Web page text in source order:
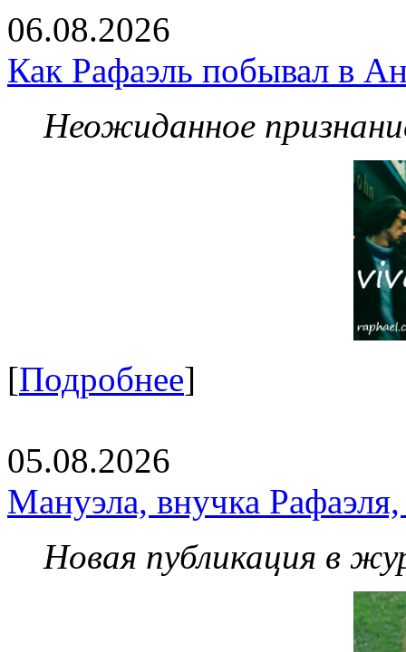
06.08.2026
Как Рафаэль побывал в
Неожиданное
[Подробнее]
05.08.2026
Мануэла, внучка
Новая публикация в